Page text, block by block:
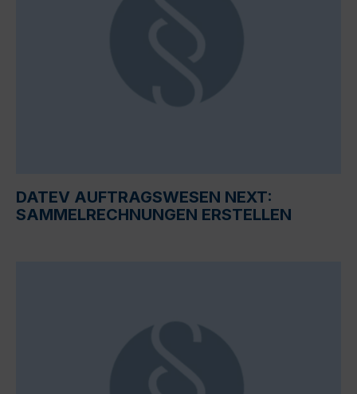
DATEV AUFTRAGSWESEN NEXT:
SAMMELRECHNUNGEN ERSTELLEN